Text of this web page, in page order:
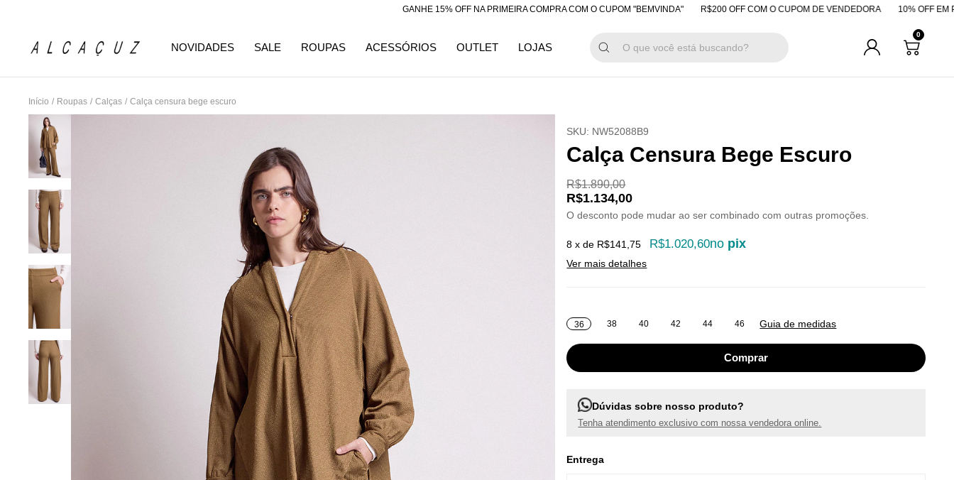
GANHE 15% OFF NA PRIMEIRA COMPRA COM O CUPOM "BEMVINDA" R$200 OFF COM O CUPOM DE VENDEDORA 10% OFF EM
NOVIDADES SALE ROUPAS ACESSÓRIOS OUTLET LOJAS
0
Início / Roupas / Calças / Calça censura bege escuro
SKU: NW52088B9
Calça Censura Bege Escuro
R$1.890,00
R$1.134,00
O desconto pode mudar ao ser combinado com outras promoções.
8 x de R$141,75 R$1.020,60no pix
Ver mais detalhes
36 38 40 42 44 46 Guia de medidas
Dúvidas sobre nosso produto?
Tenha atendimento exclusivo com nossa vendedora online.
Entrega